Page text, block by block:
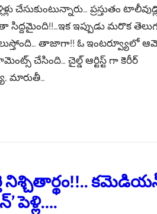
చేసుకుంటున్నారు… ప్రస్తుతం
సిద్దమైంది!!…ఇక ఇప్పుడు మరొక
తాజాగా!! ఓ ఇంటర్వ్యూలో
చేసింది… చైల్డ్ ఆర్టిస్ట్ గా కెరీర్
మారుతీ…
నిశ్చితార్థం!!..
పెళ్లి….